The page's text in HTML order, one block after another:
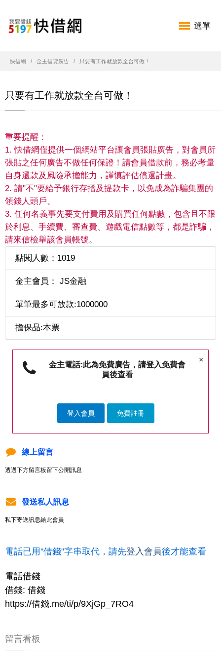
選單
快借網 金主借貸廣告 只要有工作就放款全台可做！
只要有工作就放款全台可做！
重要提醒：
1. 快借網僅提供一個網站平台讓會員張貼廣告，對會員所
張貼之任何廣告不做任何保證！請會員借款前，務必考量
自身還款及風險承擔能力，謹慎評估償還計畫。
2. 請"不"要給予銀行存摺及提款卡，以免成為詐騙集團的
領錢人頭戶。
3. 任何名義事先要支付費用及購買任何點數，包含且不限
於利息、手續費、審查費、遊戲電信點數等，都是詐騙，
請來信檢舉該會員帳號。
點閱人數：1019
金主會員： JS金融
單筆最多可放款:1000000
擔保品:本票
×
金主電話:此為免費廣告，請登入免費會
員後查看
登入會員 免費註冊
線上留言
透過下方留言板留下公開訊息
發送私人訊息
私下寄送訊息給此會員
電話已用"借錢"字串取代，請先登入會員後才能查看
電話借錢
借錢: 借錢
https://借錢.me/ti/p/9XjGp_7RO4
留言看板